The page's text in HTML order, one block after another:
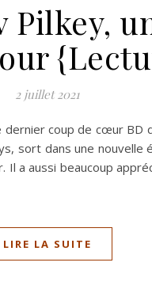
Pilkey,
2 juillet 2021
coup de cœur BD
sort dans une nouvelle
a aussi beaucoup
LIRE LA SUITE